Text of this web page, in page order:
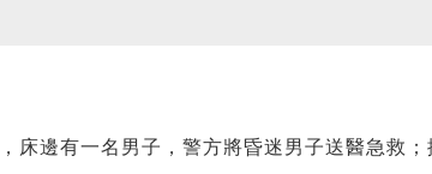
邊有一名男子，警方將昏迷男子送醫急救